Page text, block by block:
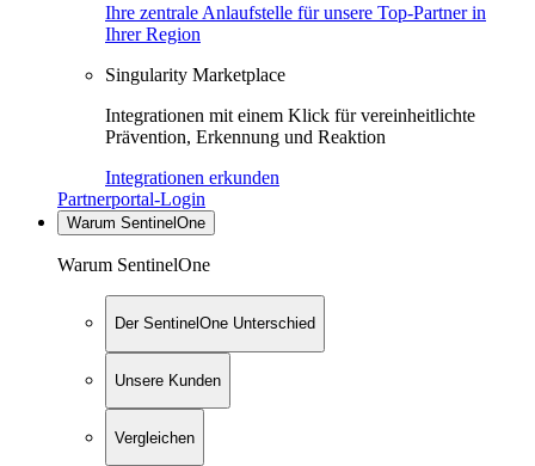
Ihre zentrale Anlaufstelle für unsere Top-Partner in
Ihrer Region
Singularity Marketplace
Integrationen mit einem Klick für vereinheitlichte
Prävention, Erkennung und Reaktion
Integrationen erkunden
Partnerportal-Login
Warum SentinelOne
Warum SentinelOne
Der SentinelOne Unterschied
Unsere Kunden
Vergleichen